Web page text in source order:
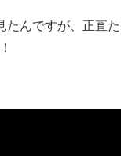
んですが、正直